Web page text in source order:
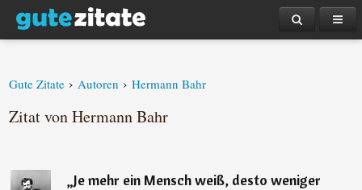
Gute Zitate › Autoren › Hermann Bahr
Zitat von Hermann Bahr
„Je mehr ein Mensch weiß, desto weniger